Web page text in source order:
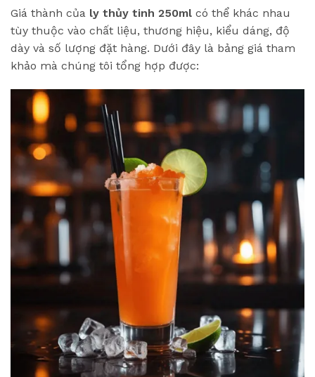
Giá thành của ly thủy tinh 250ml có thể khác nhau
tùy thuộc vào chất liệu, thương hiệu, kiểu dáng, độ
dày và số lượng đặt hàng. Dưới đây là bảng giá tham
khảo mà chúng tôi tổng hợp được: